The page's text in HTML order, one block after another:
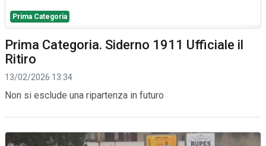
Prima Categoria
Prima Categoria. Siderno 1911 Ufficiale il
Ritiro
13/02/2026 13:34
Non si esclude una ripartenza in futuro